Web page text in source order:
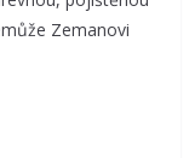
Zemanovi